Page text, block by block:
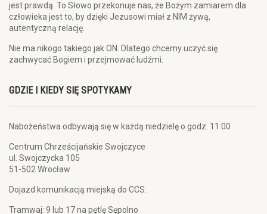
jest prawdą. To Słowo przekonuje nas, że Bożym zamiarem dla
człowieka jest to, by dzięki Jezusowi miał z NIM żywą,
autentyczną relację.
Nie ma nikogo takiego jak ON. Dlatego chcemy uczyć się
zachwycać Bogiem i przejmować ludźmi.
GDZIE I KIEDY SIĘ SPOTYKAMY
Nabożeństwa odbywają się w każdą niedzielę o godz. 11:00
Centrum Chrześcijańskie Swojczyce
ul. Swojczycka 105
51-502 Wrocław
Dojazd komunikacją miejską do CCS:
Tramwaj: 9 lub 17 na pętlę Sępolno